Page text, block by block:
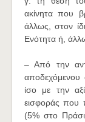
ακίνητα που
άλλως, στον
Ενότητα ή,
– Από την
αποδεχόμενου
ίσο με την
εισφοράς που
(5% στο